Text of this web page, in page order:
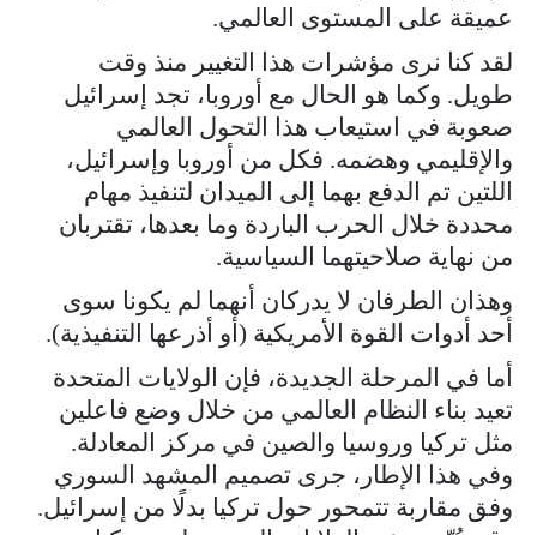
عميقة على المستوى العالمي.
لقد كنا نرى مؤشرات هذا التغيير منذ وقت
طويل. وكما هو الحال مع أوروبا، تجد إسرائيل
صعوبة في استيعاب هذا التحول العالمي
والإقليمي وهضمه. فكل من أوروبا وإسرائيل،
اللتين تم الدفع بهما إلى الميدان لتنفيذ مهام
محددة خلال الحرب الباردة وما بعدها، تقتربان
من نهاية صلاحيتهما السياسية.
وهذان الطرفان لا يدركان أنهما لم يكونا سوى
أحد أدوات القوة الأمريكية (أو أذرعها التنفيذية).
أما في المرحلة الجديدة، فإن الولايات المتحدة
تعيد بناء النظام العالمي من خلال وضع فاعلين
مثل تركيا وروسيا والصين في مركز المعادلة.
وفي هذا الإطار، جرى تصميم المشهد السوري
وفق مقاربة تتمحور حول تركيا بدلًا من إسرائيل.